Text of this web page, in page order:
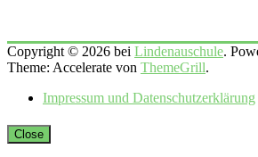
Copyright © 2026 bei Lindenauschule.
Theme: Accelerate von ThemeGrill.
Impressum und Datenschutzerklärung
Close